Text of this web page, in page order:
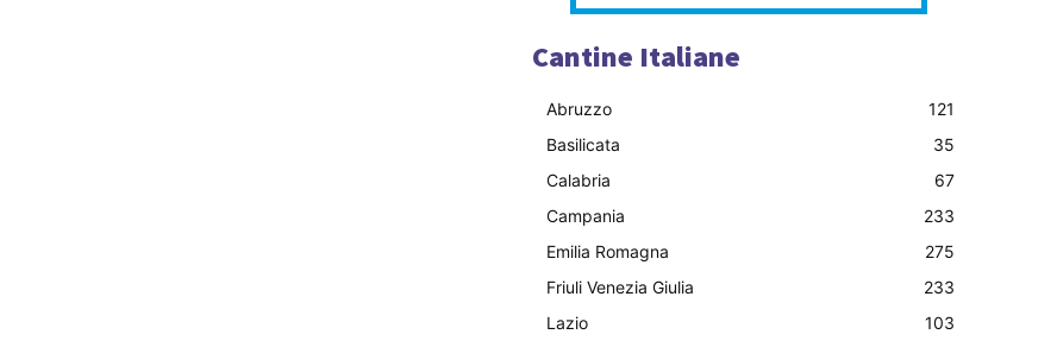
Cantine Italiane
Abruzzo
121
Basilicata
35
Calabria
67
Campania
233
Emilia Romagna
275
Friuli Venezia Giulia
233
Lazio
103